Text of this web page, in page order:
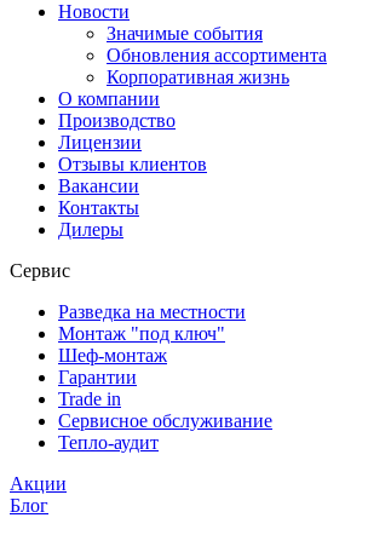
Новости
Значимые события
Обновления ассортимента
Корпоративная жизнь
О компании
Производство
Лицензии
Отзывы клиентов
Вакансии
Контакты
Дилеры
Сервис
Разведка на местности
Монтаж "под ключ"
Шеф-монтаж
Гарантии
Trade in
Сервисное обслуживание
Тепло-аудит
Акции
Блог